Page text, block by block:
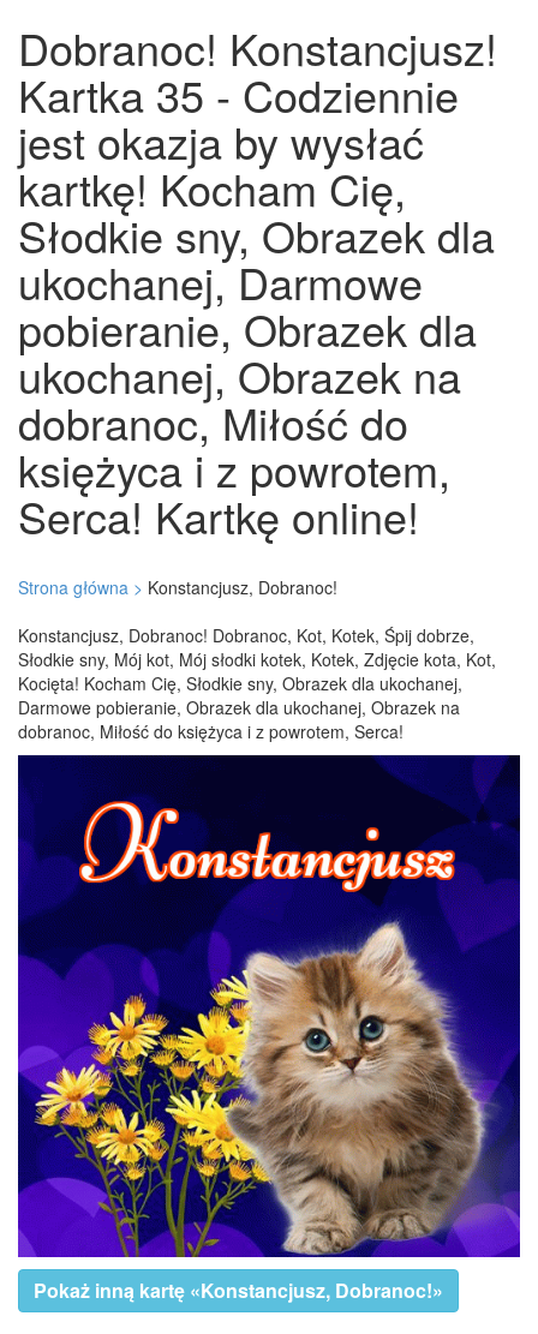
Dobranoc! Konstancjusz!
Kartka 35 - Codziennie
jest okazja by wysłać
kartkę! Kocham Cię,
Słodkie sny, Obrazek dla
ukochanej, Darmowe
pobieranie, Obrazek dla
ukochanej, Obrazek na
dobranoc, Miłość do
księżyca i z powrotem,
Serca! Kartkę online!
Strona główna > Konstancjusz, Dobranoc!
Konstancjusz, Dobranoc! Dobranoc, Kot, Kotek, Śpij dobrze,
Słodkie sny, Mój kot, Mój słodki kotek, Kotek, Zdjęcie kota, Kot,
Kocięta! Kocham Cię, Słodkie sny, Obrazek dla ukochanej,
Darmowe pobieranie, Obrazek dla ukochanej, Obrazek na
dobranoc, Miłość do księżyca i z powrotem, Serca!
Pokaż inną kartę «Konstancjusz, Dobranoc!»